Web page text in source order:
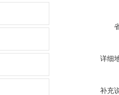
详细
补充